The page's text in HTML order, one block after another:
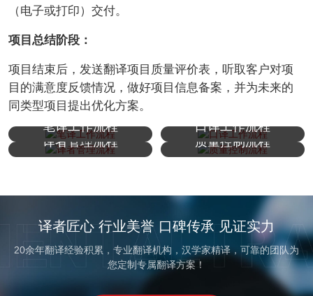
（电子或打印）交付。
项目总结阶段：
项目结束后，发送翻译项目质量评价表，听取客户对项
目的满意度反馈情况，做好项目信息备案，并为未来的
同类型项目提出优化方案。
笔译工作流程
口译工作流程
译者管理流程
质量控制流程
译者匠心 行业美誉 口碑传承 见证实力
20余年翻译经验积累，专业翻译机构，汉学家精译，可靠的团队为
您定制专属翻译方案！